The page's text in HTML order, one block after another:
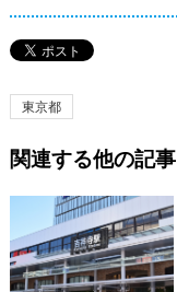
東京都
関連する他の記事